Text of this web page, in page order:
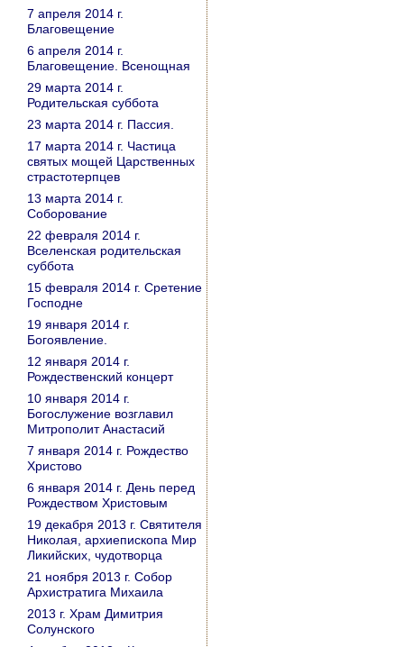
7 апреля 2014 г.
Благовещение
6 апреля 2014 г.
Благовещение. Всенощная
29 марта 2014 г.
Родительская суббота
23 марта 2014 г. Пассия.
17 марта 2014 г. Частица
святых мощей Царственных
страстотерпцев
13 марта 2014 г.
Соборование
22 февраля 2014 г.
Вселенская родительская
суббота
15 февраля 2014 г. Сретение
Господне
19 января 2014 г.
Богоявление.
12 января 2014 г.
Рождественский концерт
10 января 2014 г.
Богослужение возглавил
Митрополит Анастасий
7 января 2014 г. Рождество
Христово
6 января 2014 г. День перед
Рождеством Христовым
19 декабря 2013 г. Святителя
Николая, архиепископа Мир
Ликийских, чудотворца
21 ноября 2013 г. Собор
Архистратига Михаила
2013 г. Храм Димитрия
Солунского